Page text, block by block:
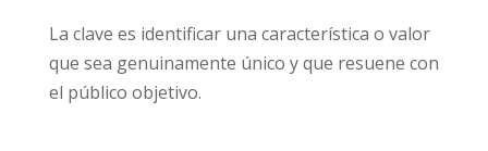
La clave es identificar una característica o valor
que sea genuinamente único y que resuene con
el público objetivo.